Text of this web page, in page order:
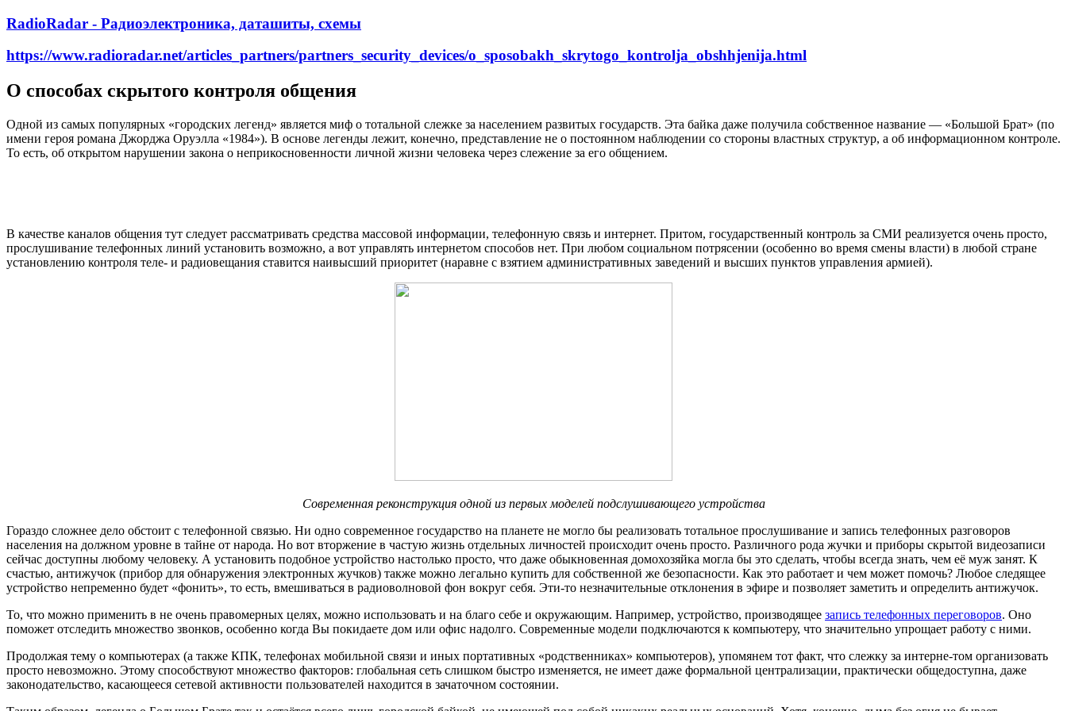
RadioRadar - Радиоэлектроника, даташиты, схемы
https://www.radioradar.net/articles_partners/partners_security_devices/o_sposobakh_skrytogo_kontrolja_obshhjenija.html
О способах скрытого контроля общения
Одной из самых популярных «городских легенд» является миф о тотальной слежке за населением развитых государств. Эта байка даже получила собственное название — «Большой Брат» (по
имени героя романа Джорджа Оруэлла «1984»). В основе легенды лежит, конечно, представление не о постоянном наблюдении со стороны властных структур, а об информационном контроле.
То есть, об открытом нарушении закона о неприкосновенности личной жизни человека через слежение за его общением.
В качестве каналов общения тут следует рассматривать средства массовой информации, телефонную связь и интернет. Притом, государственный контроль за СМИ реализуется очень просто,
прослушивание телефонных линий установить возможно, а вот управлять интернетом способов нет. При любом социальном потрясении (особенно во время смены власти) в любой стране
установлению контроля теле- и радиовещания ставится наивысший приоритет (наравне с взятием административных заведений и высших пунктов управления армией).
Современная реконструкция одной из первых моделей подслушивающего устройства
Гораздо сложнее дело обстоит с телефонной связью. Ни одно современное государство на планете не могло бы реализовать тотальное прослушивание и запись телефонных разговоров
населения на должном уровне в тайне от народа. Но вот вторжение в частую жизнь отдельных личностей происходит очень просто. Различного рода жучки и приборы скрытой видеозаписи
сейчас доступны любому человеку. А установить подобное устройство настолько просто, что даже обыкновенная домохозяйка могла бы это сделать, чтобы всегда знать, чем её муж занят. К
счастью, антижучок (прибор для обнаружения электронных жучков) также можно легально купить для собственной же безопасности. Как это работает и чем может помочь? Любое следящее
устройство непременно будет «фонить», то есть, вмешиваться в радиoволновой фон вокруг себя. Эти-то незначительные отклонения в эфире и позволяет заметить и определить антижучок.
То, что можно применить в не очень правомерных целях, можно использовать и на благо себе и окружающим. Например, устройство, производящее запись телефонных переговоров. Оно
поможет отследить множество звонков, особенно когда Вы покидаете дом или офис надолго. Современные модели подключаются к компьютеру, что значительно упрощает работу с ними.
Продолжая тему о компьютерах (а также КПК, телефонах мобильной связи и иных портативных «родственниках» компьютеров), упомянем тот факт, что слежку за интерне-том организовать
просто невозможно. Этому способствуют множество факторов: глобальная сеть слишком быстро изменяется, не имеет даже формальной централизации, практически общедоступна, даже
законодательство, касающееся сетевой активности пользователей находится в зачаточном состоянии.